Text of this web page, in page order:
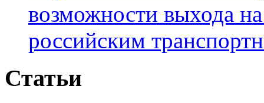
возможности выхода
российским
Статьи